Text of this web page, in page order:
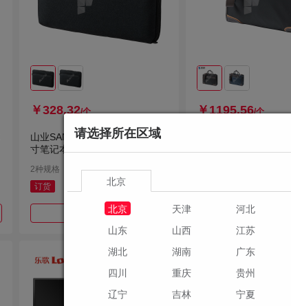
￥328.32/个
山业SANWAIN-CAC1BK 13.3英
寸笔记本内胆包 浅灰 IN-CAC1
2种规格
订货
加入购物车
￥1195.56/个
加入购物车
请选择所在区域
北京
北京
天津 河北
山东
山西 江苏
湖北
湖南 广东
四川
重庆 贵州
辽宁
吉林 宁夏